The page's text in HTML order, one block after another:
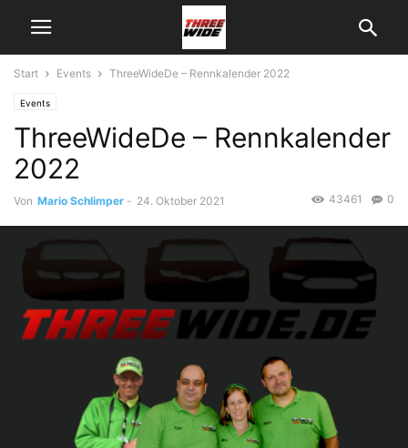
Start Events ThreeWideDe – Rennkalender 2022
Events
ThreeWideDe – Rennkalender
2022
Von Mario Schlimper - 24. Oktober 2021 0
43461